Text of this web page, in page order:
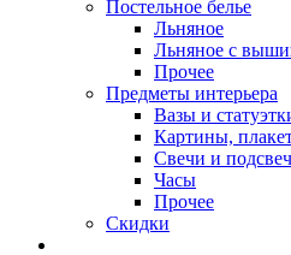
Постельное белье
Льняное
Льняное с
Прочее
Предметы интерьера
Вазы и
Картины,
Свечи и
Часы
Прочее
Скидки